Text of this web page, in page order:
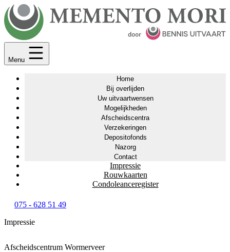
Menu
Home
Bij overlijden
Uw uitvaartwensen
Mogelijkheden
Afscheidscentra
Verzekeringen
Depositofonds
Nazorg
Contact
Impressie
Rouwkaarten
Condoleanceregister
075 - 628 51 49
Impressie
Afscheidscentrum Wormerveer